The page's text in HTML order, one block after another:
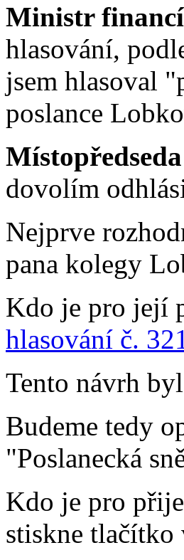
Ministr
hlasování,
jsem hlasoval
poslance
dovolím
Nejprve
pana kolegy
Kdo je pro její
hlasování č.
Tento návrh
Budeme tedy
"Poslanecká
Kdo je pro
stiskne tlačítko